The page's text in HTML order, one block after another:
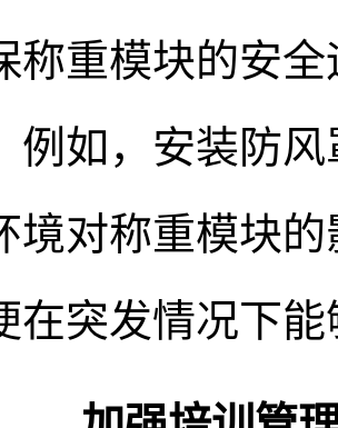
称重模块的安
例如，安装防
境对称重模块
在突发情况下